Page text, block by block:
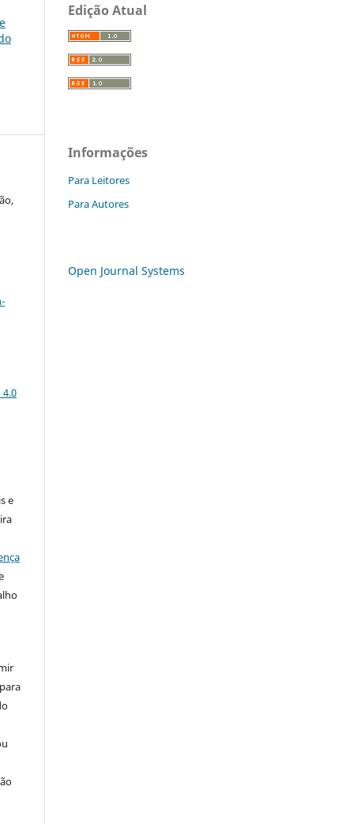
e
Edição Atual
Informações
Para Leitores
Para Autores
Open Journal Systems